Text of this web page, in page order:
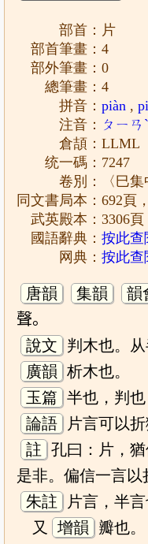
部首：片
部首筆畫：4
部外筆畫：0
總筆畫：4
拼音：piàn ,
注音： ㄆㄧㄢˋ
倉頡：LLML
统一碼：7247
卷別：〈巳集
同文書局本：692
武英殿本：3306
國語辭典：按此查
网典：按此查
唐韻 集韻 韻
聲。
說文
判木也。从
廣韻 析木也。
玉篇 半也，判也
論語
片言可以
註 孔曰：片，
是非。偏信一言以
朱註
片言，半言
又
增韻
瓣也。